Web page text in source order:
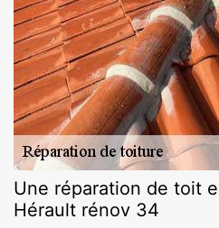
Une réparation de toit
Hérault rénov 34